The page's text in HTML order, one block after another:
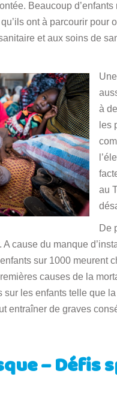
Beaucoup
ont à parcourir pour
et aux soins de
à
les
au
De
cause du manque
sur 1000 meurent
causes de la
sur les enfants telle que
entraîner de graves
– Défis